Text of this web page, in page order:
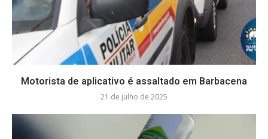
Motorista de aplicativo é assaltado em Barbacena
21 de julho de 2025